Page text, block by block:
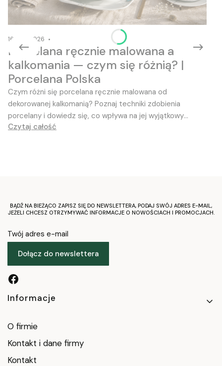
16-06-2026
Porcelana ręcznie malowana a
kalkomania — czym się różnią? |
Porcelana Polska
Czym różni się porcelana ręcznie malowana od
dekorowanej kalkomanią? Poznaj techniki zdobienia
porcelany i dowiedz się, co wpływa na jej wyjątkowy
charakter
Czytaj całość
BĄDŹ NA BIEŻĄCO ZAPISZ SIĘ DO NEWSLETTERA, PODAJ SWÓJ ADRES E-MAIL,
JEŻELI CHCESZ OTRZYMYWAĆ INFORMACJE O NOWOŚCIACH I PROMOCJACH.
Twój adres e-mail
Dołącz do newslettera
Linki w stopce
Informacje
O firmie
Kontakt i dane firmy
Kontakt